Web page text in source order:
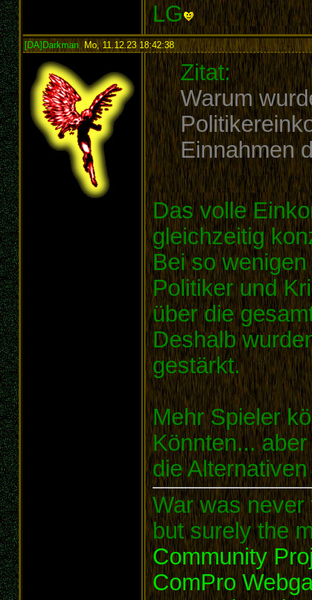
LG
[DA]Darkman,Mo, 11.12.23 18:42:38:
Zitat:
Warum
Einnahmen
Das volle
gleichzeitig
Bei so
Politiker und
über die
Deshalb
gestärkt.
Mehr Spieler
Könnten...
die
War was never
but surely the
Community
ComPro